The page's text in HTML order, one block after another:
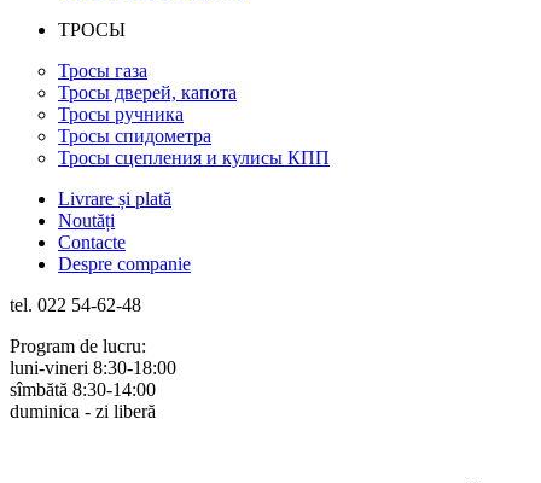
ТРОСЫ
Тросы газа
Тросы дверей, капота
Тросы ручника
Тросы спидометра
Тросы сцепления и кулисы КПП
Livrare și plată
Noutăți
Contacte
Despre companie
tel. 022 54-62-48
Program de lucru:
luni-vineri 8:30-18:00
sîmbătă 8:30-14:00
duminica - zi liberă